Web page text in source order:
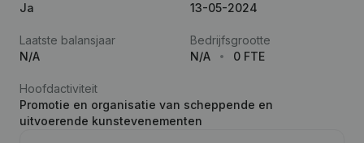
Ja
13-05-2024
Laatste balansjaar
N/A
Bedrijfsgrootte
N/A
0 FTE
Hoofdactiviteit
Promotie en organisatie van scheppende en
uitvoerende kunstevenementen